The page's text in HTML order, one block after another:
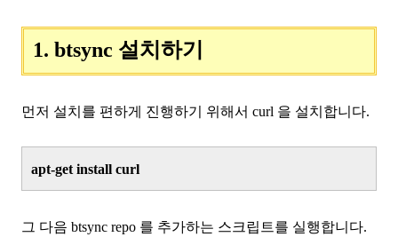
1. btsync 설치하기
먼저 설치를 편하게 진행하기 위해서 curl 을 설치합니다.
apt-get install curl
그 다음 btsync repo 를 추가하는 스크립트를 실행합니다.